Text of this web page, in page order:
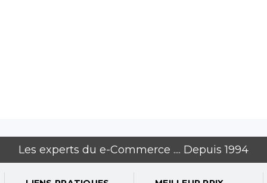
Les experts du e-Commerce .... Depuis 1994